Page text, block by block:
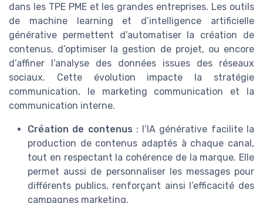
dans les TPE PME et les grandes entreprises. Les outils
de machine learning et d’intelligence artificielle
générative permettent d’automatiser la création de
contenus, d’optimiser la gestion de projet, ou encore
d’affiner l’analyse des données issues des réseaux
sociaux. Cette évolution impacte la stratégie
communication, le marketing communication et la
communication interne.
Création de contenus : l’IA générative facilite la
production de contenus adaptés à chaque canal,
tout en respectant la cohérence de la marque. Elle
permet aussi de personnaliser les messages pour
différents publics, renforçant ainsi l’efficacité des
campagnes marketing.